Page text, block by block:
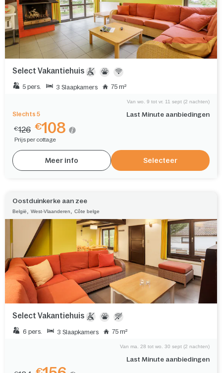
Select Vakantiehuis
5 pers. 3 Slaapkamers 75 m²
Slechts 5 Last Minute aanbiedingen
Van wo. 9 tot vr. 11 sept (2 nachten)
€126 €108
Prijs per cottage
Meer info Selecteer
Oostduinkerke aan zee
België West-Vlaanderen Côte belge
Select Vakantiehuis
6 pers. 3 Slaapkamers 75 m²
Last Minute aanbiedingen
Van ma. 28 tot wo. 30 sept (2 nachten)